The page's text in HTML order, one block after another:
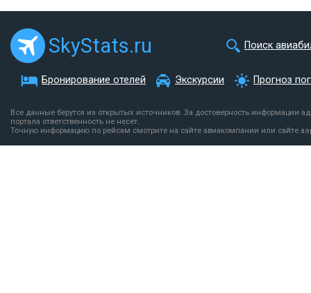
SkyStats.ru Поиск
Бронирование отелей Экскурсии Прогноз
Все данные берутся из открытых источников. За достоверность информации
портала ответственность не несет.
Точную информацию по рейсам смотрите на сайте авиакомпании или сайте